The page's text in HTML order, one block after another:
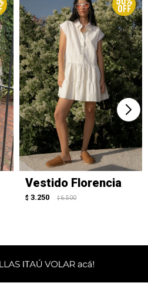
Vestido Florencia
$ 3.250 $ 6.500